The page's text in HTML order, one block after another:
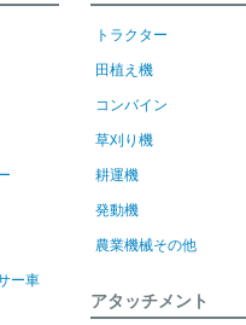
ー車
トラクター
田植え機
コンバイン
草刈り機
耕運機
発動機
農業機械その他
アタッチメント